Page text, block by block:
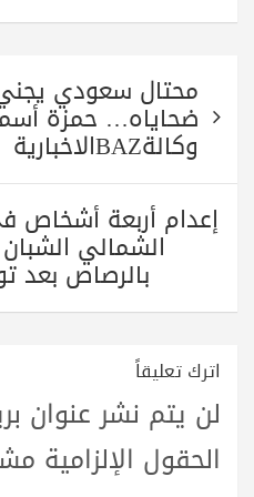
المقالات
ضحاياه… حمزة
وكالةBAZالاخبارية
إعدام أربعة أشخاص
الشمالي الشبان
بالرصاص بعد
اترك تعليقاً
لن يتم نشر عنوان
الحقول الإلزامية